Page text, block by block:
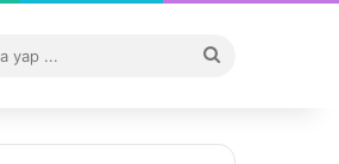
...